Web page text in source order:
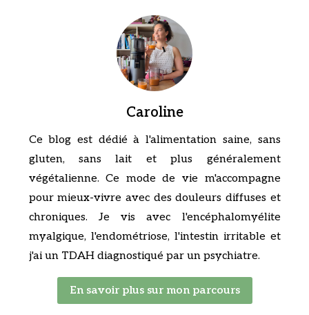
Caroline
Ce blog est dédié à l'alimentation saine, sans
gluten, sans lait et plus généralement
végétalienne. Ce mode de vie m'accompagne
pour mieux-vivre avec des douleurs diffuses et
chroniques. Je vis avec l'encéphalomyélite
myalgique, l'endométriose, l'intestin irritable et
j'ai un TDAH diagnostiqué par un psychiatre.
En savoir plus sur mon parcours